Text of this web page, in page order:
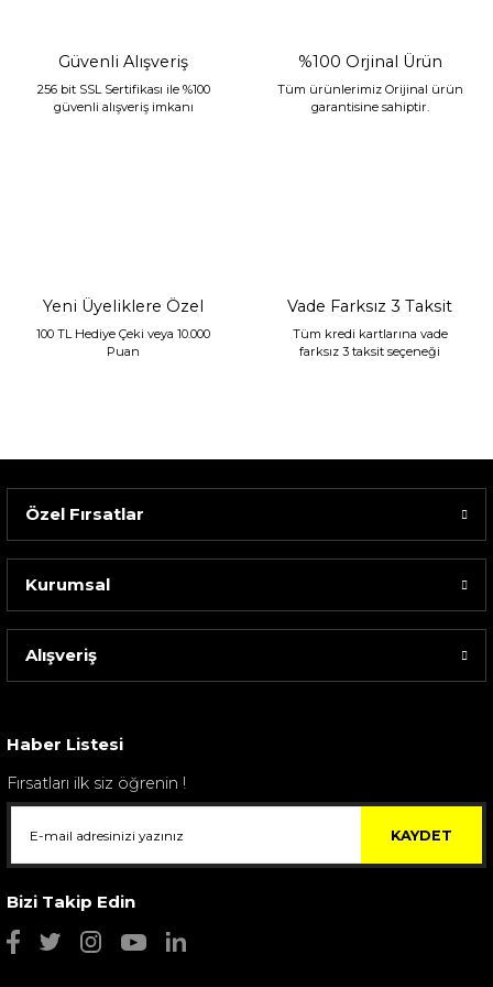
Sarev Elfıda Flanel Nevresim Takımı Çift Kişili...
Güvenli Alışveriş
256 bit SSL Sertifikası ile %100
güvenli alışveriş imkanı
%100 Orjinal Ürün
Tüm ürünlerimiz Orijinal ürün
garantisine sahiptir.
Yeni Üyeliklere Özel
100 TL Hediye Çeki veya 10.000
Puan
Vade Farksız 3 Taksit
Tüm kredi kartlarına vade
farksız 3 taksit seçeneği
Özel Fırsatlar
Kurumsal
Alışveriş
Haber Listesi
Fırsatları ilk siz öğrenin !
KAYDET
Bizi Takip Edin